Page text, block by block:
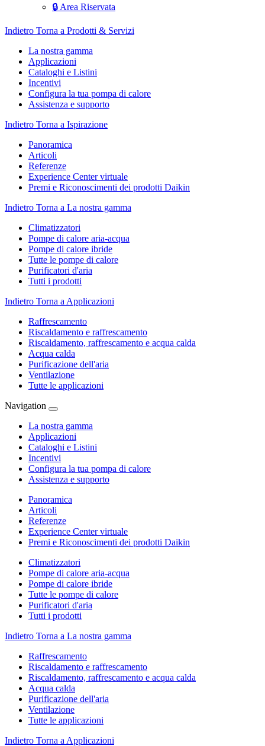
🔒 Area Riservata
Indietro Torna a Prodotti & Servizi
La nostra gamma
Applicazioni
Cataloghi e Listini
Incentivi
Configura la tua pompa di calore
Assistenza e supporto
Indietro Torna a Ispirazione
Panoramica
Articoli
Referenze
Experience Center virtuale
Premi e Riconoscimenti dei prodotti Daikin
Indietro Torna a La nostra gamma
Climatizzatori
Pompe di calore aria-acqua
Pompe di calore ibride
Tutte le pompe di calore
Purificatori d'aria
Tutti i prodotti
Indietro Torna a Applicazioni
Raffrescamento
Riscaldamento e raffrescamento
Riscaldamento, raffrescamento e acqua calda
Acqua calda
Purificazione dell'aria
Ventilazione
Tutte le applicazioni
Navigation
La nostra gamma
Applicazioni
Cataloghi e Listini
Incentivi
Configura la tua pompa di calore
Assistenza e supporto
Panoramica
Articoli
Referenze
Experience Center virtuale
Premi e Riconoscimenti dei prodotti Daikin
Climatizzatori
Pompe di calore aria-acqua
Pompe di calore ibride
Tutte le pompe di calore
Purificatori d'aria
Tutti i prodotti
Indietro Torna a La nostra gamma
Raffrescamento
Riscaldamento e raffrescamento
Riscaldamento, raffrescamento e acqua calda
Acqua calda
Purificazione dell'aria
Ventilazione
Tutte le applicazioni
Indietro Torna a Applicazioni